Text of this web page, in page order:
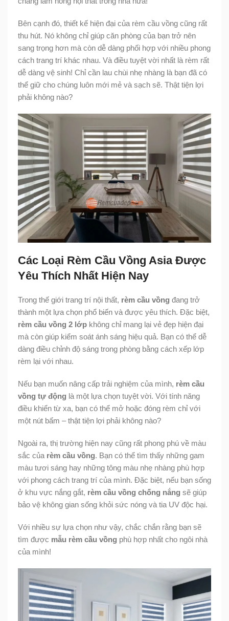
Bên cạnh đó, thiết kế hiện đại của rèm cầu vồng cũng rất
thu hút. Nó không chỉ giúp căn phòng của bạn trở nên
sang trọng hơn mà còn dễ dàng phối hợp với nhiều phong
cách trang trí khác nhau. Và điều tuyệt vời nhất là rèm rất
dễ dàng vệ sinh! Chỉ cần lau chùi nhẹ nhàng là bạn đã có
thể giữ cho chúng luôn mới mẻ và sạch sẽ. Thật tiện lợi
phải không nào?
Các Loại Rèm Cầu Vồng Asia Được
Yêu Thích Nhất Hiện Nay
Trong thế giới trang trí nội thất, rèm cầu vồng đang trở
thành một lựa chọn phổ biến và được yêu thích. Đặc biệt,
rèm cầu vồng 2 lớp không chỉ mang lại vẻ đẹp hiện đại
mà còn giúp kiểm soát ánh sáng hiệu quả. Bạn có thể dễ
dàng điều chỉnh độ sáng trong phòng bằng cách xếp lớp
rèm lại với nhau.
Nếu bạn muốn nâng cấp trải nghiệm của mình, rèm cầu
vồng tự động là một lựa chọn tuyệt vời. Với tính năng
điều khiển từ xa, bạn có thể mở hoặc đóng rèm chỉ với
một nút bấm – thật tiện lợi phải không nào?
Ngoài ra, thị trường hiện nay cũng rất phong phú về màu
sắc của rèm cầu vồng. Bạn có thể tìm thấy những gam
màu tươi sáng hay những tông màu nhẹ nhàng phù hợp
với phong cách trang trí của mình. Đặc biệt, nếu bạn sống
ở khu vực nắng gắt, rèm cầu vồng chống nắng sẽ giúp
bảo vệ không gian sống khỏi sức nóng và tia UV độc hại.
Với nhiều sự lựa chọn như vậy, chắc chắn rằng bạn sẽ
tìm được mẫu rèm cầu vồng phù hợp nhất cho ngôi nhà
của mình!